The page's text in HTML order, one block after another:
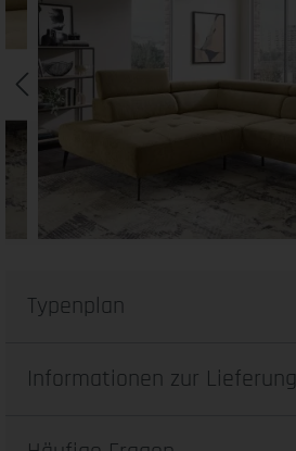
Typenplan
Informationen zur Lieferung